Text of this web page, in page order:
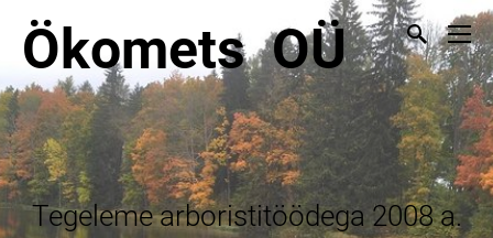
Ökomets OÜ
Tegeleme arboristitöödega 2008 a.